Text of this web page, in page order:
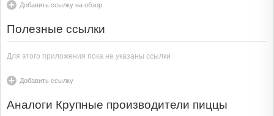
Добавить ссылку на обзор
Полезные ссылки
Для этого приложения пока не указаны ссылки
Добавить ссылку
Аналоги Крупные производители пиццы